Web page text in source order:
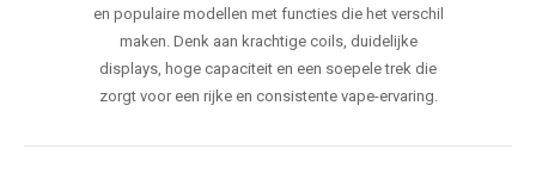
en populaire modellen met functies die het verschil
maken. Denk aan krachtige coils, duidelijke
displays, hoge capaciteit en een soepele trek die
zorgt voor een rijke en consistente vape-ervaring.